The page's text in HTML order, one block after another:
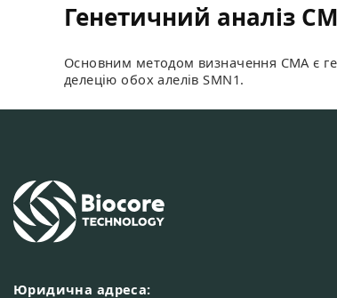
Генетичний аналіз
Основним методом визначення СМА є
делецію обох алелів SMN1.
Юридична адреса: